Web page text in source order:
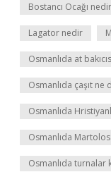
Bostancı Ocağı nedir
Lagator nedir
Osmanlıda at
Osmanlıda çaşıt ne
Osmanlıda
Osmanlıda
Osmanlıda turnalar